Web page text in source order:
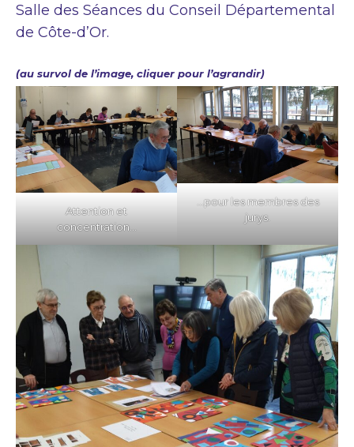
Salle des Séances du Conseil Départemental
de Côte-d’Or.
(au survol de l’image, cliquer pour l’agrandir)
Attention et
concentration…
…pour les membres des
jurys.